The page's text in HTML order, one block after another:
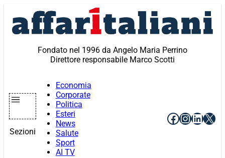
contenuto
Fondato nel 1996 da Angelo Maria Perrino
Direttore responsabile Marco Scotti
Sezioni
Economia
Corporate
Politica
Esteri
News
Salute
Sport
AI TV
Facebook
X